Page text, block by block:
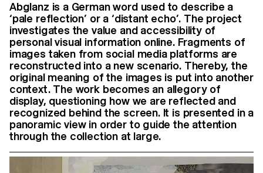
Abglanz is a German word used to describe a
‘pale reflection’ or a ‘distant echo’. The project
investigates the value and accessibility of
personal visual information online. Fragments of
images taken from social media platforms are
reconstructed into a new scenario. Thereby, the
original meaning of the images is put into another
context. The work becomes an allegory of
display, questioning how we are reflected and
recognized behind the screen. It is presented in a
panoramic view in order to guide the attention
through the collection at large.